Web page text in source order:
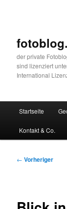
der private
sind lizenziert
International
Startseite
Kontakt & Co.
Beitragsnavigation
← Vorheriger